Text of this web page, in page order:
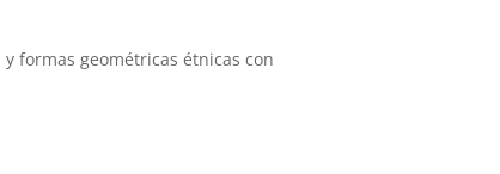
formas geométricas étnicas con